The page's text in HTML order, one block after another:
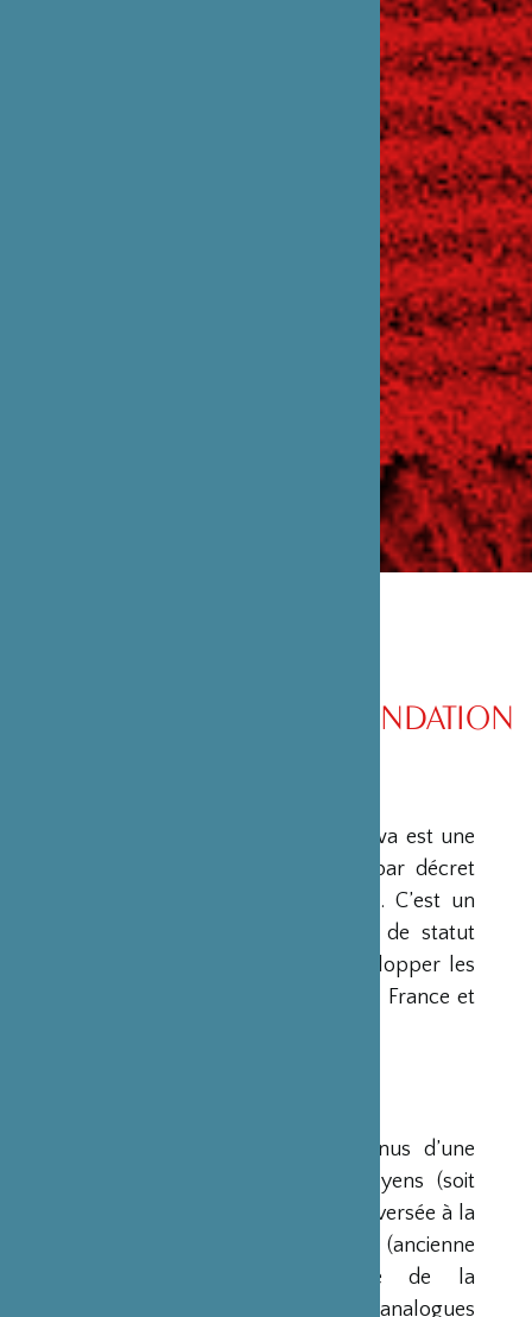
PRÉSENTATION DE LA FONDATION
La Fondation Franco-Japonaise Sasakawa est une
fondation reconnue d’utilité publique par décret
du Premier Ministre du 23 mars 1990. C’est un
organisme privé, sans but lucratif et de statut
français, qui a pour mission de « développer les
relations culturelles et d’amitié entre la France et
Ses ressources proviennent des revenus d’une
dotation initiale de trois milliards de yens (soit
environ 20 millions d’euros à l’époque) versée à la
France par la Fondation Nippon (ancienne
Fondation de l’Industrie Japonaise de la
Construction Navale). Des institutions analogues